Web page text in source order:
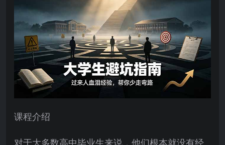
课程介绍
对于大多数高中毕业生来说，他们根本就没有经